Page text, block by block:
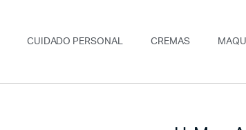
CUIDADO PERSONAL CREMAS